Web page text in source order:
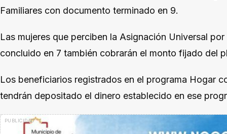
Familiares con documento terminado en 9.
Las mujeres que perciben la Asignación Universal
concluido en 7 también cobrarán el monto fijado del
Los beneficiarios registrados en el programa Hogar
tendrán depositado el dinero establecido en ese